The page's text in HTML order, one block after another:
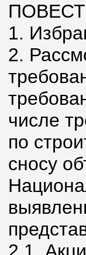
1.
2.
числе
по
сносу